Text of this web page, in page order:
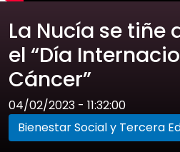
La Nucía se tiñe
el “Día
Cáncer”
04/02/2023 - 11:32:00
Bienestar Social y Tercera